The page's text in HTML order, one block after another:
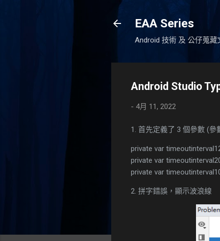
EAA Series
Android 技術 及 公仔蒐藏
Android Studio
- 4月 11, 2022
1. 首先定義了 3 個參數 (參
private var
private var
private var
2. 拼字錯誤，顯示波浪線